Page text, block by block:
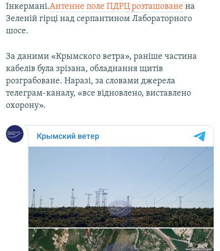
Інкермані.Антенне поле ПДРЦ розташоване на
Зеленій гірці над серпантином Лабораторного
шосе.
За даними «Крымского ветра», раніше частина
кабелів була зрізана, обладнання щитів
розграбоване. Наразі, за словами джерела
телеграм-каналу, «все відновлено, виставлено
охорону».